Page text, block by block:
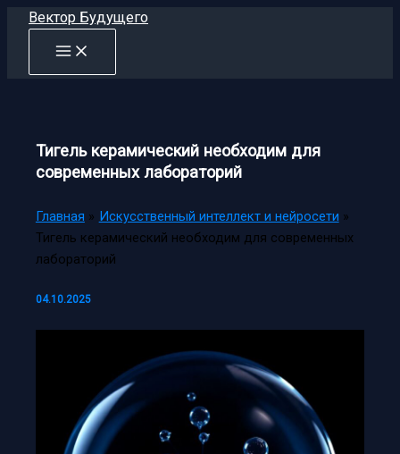
Перейти
содержимому
Вектор Будущего
Тигель керамический необходим для
современных лабораторий
Главная
Искусственный интеллект и нейросети
Тигель керамический необходим для современных
лабораторий
04.10.2025